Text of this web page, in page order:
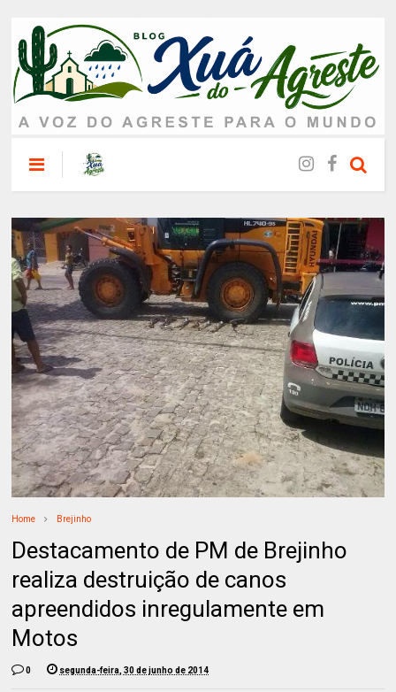
Home Brejinho
Destacamento de PM de Brejinho
realiza destruição de canos
apreendidos inregulamente em
Motos
0 segunda-feira, 30 de junho de 2014